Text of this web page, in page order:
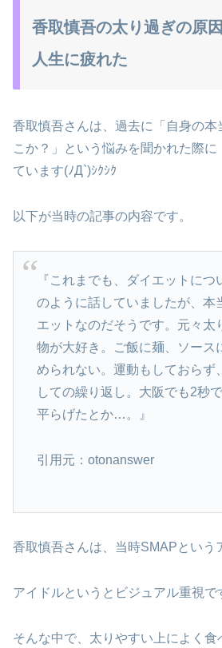
香取慎吾の太り過ぎの原
人生に疲れた
香取慎吾さんは、過去に「自身の
こか？」という悩みを聞かれた際に
ています(ﾉД`)ｼｸｼｸ
以下が当時の記事の内容です。
『これまでも、ダイエットにつ
のように話していましたが、本
エットなのだそうです。元々太
物が大好き。ご飯に麺、ソース
められない。運動もしておらず
しての繰り返し。大阪でも2秒
平らげたとか…。』
引用元：otonanswer
香取慎吾さんは、当時SMAPという
アイドルというとビジュアル重視で
そんな中で、太りやすい上によく食